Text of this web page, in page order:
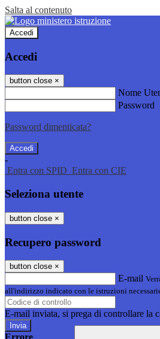
Salta al contenuto
Accedi
Accedi
button close ×
Nome
Password
Password dimenticata?
-
Entra con SPID Entra con CIE
Seleziona utente
button close ×
Recupero password
button close ×
E-mail
all'indirizzo indicato con le istruzioni
E-mail inviata, si prega di controllare la